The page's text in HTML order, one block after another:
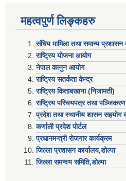
महत्वपुर्ण लिङ्कहरु
संघिय मामिला तथा समान्य प्रशासन
राष्ट्रिय योजना आयोग
नेपाल कानुन आयोग
राष्ट्रिय सतर्कता केन्द्र
राष्ट्रिय किताबखाना (निजामती)
राष्ट्रिय परिचयपत्र तथा पञ्जिकरण
प्रदेश तथा स्थानीय शासन सहयाेग
कर्णाली प्रदेश पोर्टल
प्रधानमन्त्री राेजगार कार्यक्रम
जिल्ला प्रशासन कार्यालय,डोल्पा
जिल्ला समन्वय समिति,डोल्प